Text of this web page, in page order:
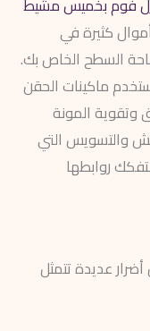
كثيرة في
السطح الخاص بك.
ماكينات الحقن
وتقوية المونة
والتسويس التي
روابطها
عديدة تتمثل